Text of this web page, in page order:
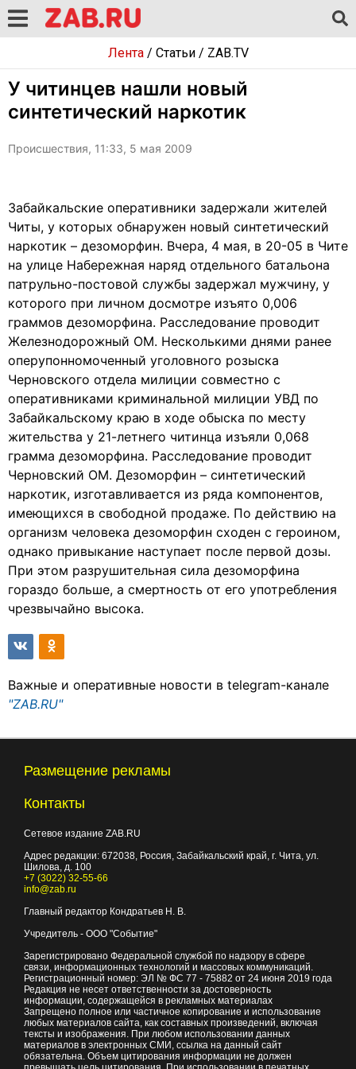
Лента/ Статьи/ ZAB.TV
У читинцев нашли новый
синтетический наркотик
Происшествия, 11:33, 5 мая 2009
Забайкальские оперативники задержали жителей
Читы, у которых обнаружен новый синтетический
наркотик – дезоморфин. Вчера, 4 мая, в 20-05 в Чите
на улице Набережная наряд отдельного батальона
патрульно-постовой службы задержал мужчину, у
которого при личном досмотре изъято 0,006
граммов дезоморфина. Расследование проводит
Железнодорожный ОМ. Несколькими днями ранее
оперупонномоченный уголовного розыска
Черновского отдела милиции совместно с
оперативниками криминальной милиции УВД по
Забайкальскому краю в ходе обыска по месту
жительства у 21-летнего читинца изъяли 0,068
грамма дезоморфина. Расследование проводит
Черновский ОМ. Дезоморфин – синтетический
наркотик, изготавливается из ряда компонентов,
имеющихся в свободной продаже. По действию на
организм человека дезоморфин сходен с героином,
однако привыкание наступает после первой дозы.
При этом разрушительная сила дезоморфина
гораздо больше, а смертность от его употребления
чрезвычайно высока.
Важные и оперативные новости в telegram-канале
"ZAB.RU"
Размещение рекламы
Контакты
Сетевое издание ZAB.RU
Адрес редакции: 672038, Россия, Забайкальский край, г. Чита, ул.
Шилова, д. 100
+7 (3022) 32-55-66
info@zab.ru
Главный редактор Кондратьев Н. В.
Учредитель - ООО "Событие"
Зарегистрировано Федеральной службой по надзору в сфере
связи, информационных технологий и массовых коммуникаций.
Регистрационный номер: ЭЛ № ФС 77 - 75882 от 24 июня 2019 года
Редакция не несет ответственности за достоверность
информации, содержащейся в рекламных материалах
Запрещено полное или частичное копирование и использование
любых материалов сайта, как составных произведений, включая
тексты и изображения. При любом использовании данных
материалов в электронных СМИ, ссылка на данный сайт
обязательна. Объем цитирования информации не должен